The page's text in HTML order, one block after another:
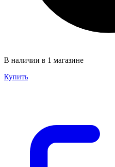
В наличии в 1 магазине
Купить